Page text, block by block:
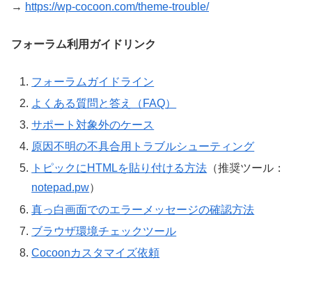
→ https://wp-cocoon.com/theme-trouble/
フォーラム利用ガイドリンク
フォーラムガイドライン
よくある質問と答え（FAQ）
サポート対象外のケース
原因不明の不具合用トラブルシューティング
トピックにHTMLを貼り付ける方法 （推奨ツール：
notepad.pw）
真っ白画面でのエラーメッセージの確認方法
ブラウザ環境チェックツール
Cocoonカスタマイズ依頼